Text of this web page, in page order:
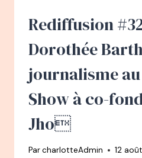
CARRIÈRE
TOUTE
TRACÉE
UN
PARFUMS
Rediffusion
Dorothée
journalisme
Show à co-
Jho
ParcharlotteAdmin 12